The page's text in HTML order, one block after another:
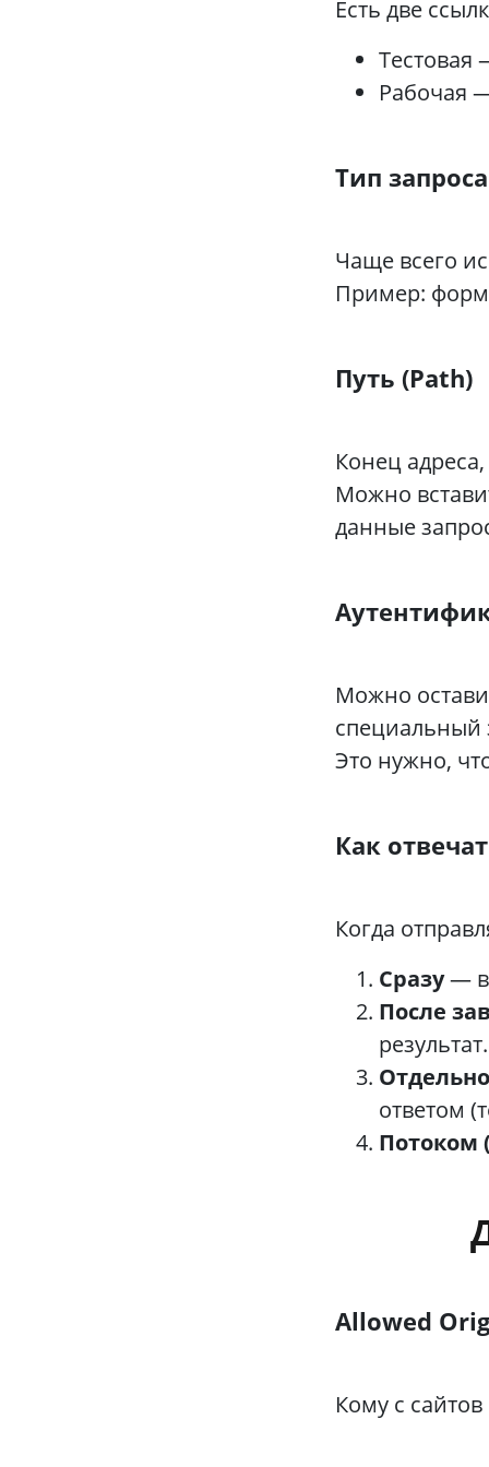
Есть две
Тестовая
Рабочая
Тип
Чаще всего
Пример:
Путь (Path)
Конец
Можно
данные
Можно
специальный
Это нужно,
Как
Когда
Сразу—
После
результат.
ответом
Потоком
Allowed
Кому с